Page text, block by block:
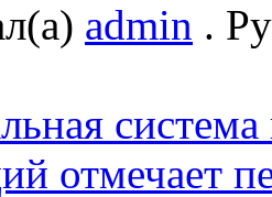
admin .
отмечает